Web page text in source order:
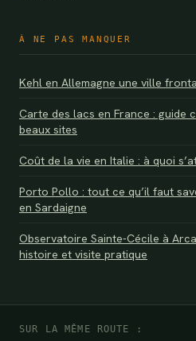
À NE PAS MANQUER
Kehl en Allemagne une ville
Carte des lacs en France : guide
beaux sites
Coût de la vie en Italie : à quoi
Porto Pollo : tout ce qu’il faut
en Sardaigne
Observatoire Sainte-Cécile à
histoire et visite pratique
SUR LA MÊME ROUTE :